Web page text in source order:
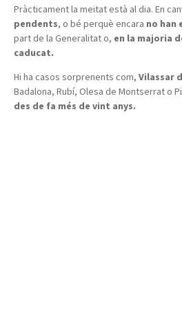
Pràcticament la meitat està al dia. En
pendents, o bé perquè encara no han
part de la Generalitat o, en la majoria
caducat.
Hi ha casos sorprenents com, Vilassar
Badalona, Rubí, Olesa de Montserrat o
des de fa més de vint anys.